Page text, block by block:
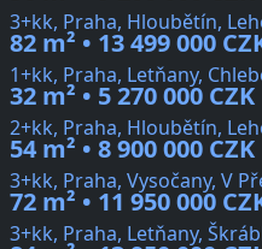
3+kk, Praha, Hloubětín,
82 m² • 13 499 000
1+kk, Praha, Letňany,
32 m² • 5 270 000 CZK
2+kk, Praha, Hloubětín,
54 m² • 8 900 000 CZK
3+kk, Praha, Vysočany, V
72 m² • 11 950 000
3+kk, Praha, Letňany,